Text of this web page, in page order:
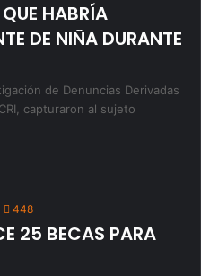
HABRÍA
DE NIÑA DURANTE
de Denuncias Derivadas
capturaron al sujeto
448
25 BECAS PARA